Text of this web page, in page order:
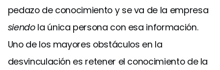
pedazo de conocimiento y se va de la empresa
siendola única persona con esa información.
Uno de los mayores obstáculos en la
desvinculación es retener el conocimiento de la